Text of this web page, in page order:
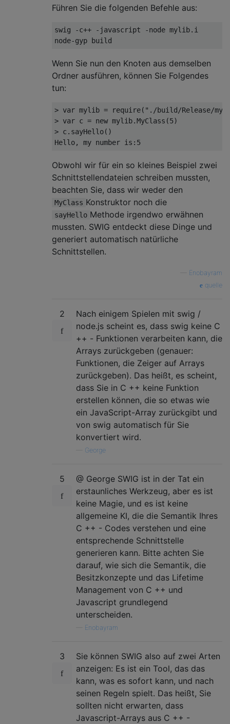
Führen Sie die folgenden Befehle aus:
swig -c++ - javascript -node mylib. i
node-gyp build
Wenn Sie nun den Knoten aus demselben
Ordner ausführen, können Sie Folgendes
tun:
> var mylib = require( "./build/Release/
> var c = new mylib.MyClass (5)
> c . sayHello()
Hello, my number is : 5
Obwohl wir für ein so kleines Beispiel zwei
Schnittstellendateien schreiben mussten,
beachten Sie, dass wir weder den
MyClass Konstruktor noch die
sayHello Methode irgendwo erwähnen
mussten. SWIG entdeckt diese Dinge und
generiert automatisch natürliche
Schnittstellen.
Enobayram
quelle
2
Nach einigem Spielen mit swig /
node.js scheint es, dass swig keine C
++ - Funktionen verarbeiten kann, die
Arrays zurückgeben (genauer:
Funktionen, die Zeiger auf Arrays
zurückgeben). Das heißt, es scheint,
dass Sie in C ++ keine Funktion
erstellen können, die so etwas wie
ein JavaScript-Array zurückgibt und
von swig automatisch für Sie
konvertiert wird.
George
5
@ George SWIG ist in der Tat ein
erstaunliches Werkzeug, aber es ist
keine Magie, und es ist keine
allgemeine KI, die die Semantik Ihres
C ++ - Codes verstehen und eine
entsprechende Schnittstelle
generieren kann. Bitte achten Sie
darauf, wie sich die Semantik, die
Besitzkonzepte und das Lifetime
Management von C ++ und
Javascript grundlegend
unterscheiden.
Enobayram
3
Sie können SWIG also auf zwei Arten
anzeigen: Es ist ein Tool, das das
kann, was es sofort kann, und nach
seinen Regeln spielt. Das heißt, Sie
sollten nicht erwarten, dass
Javascript-Arrays aus C ++ -